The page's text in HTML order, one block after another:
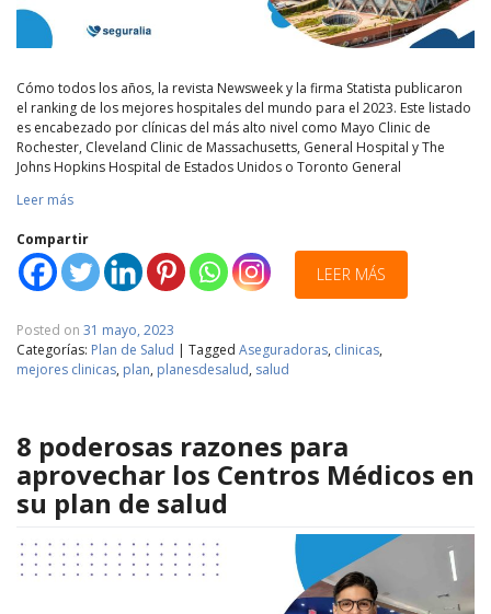
Cómo todos los años, la revista Newsweek y la firma Statista publicaron
el ranking de los mejores hospitales del mundo para el 2023. Este listado
es encabezado por clínicas del más alto nivel como Mayo Clinic de
Rochester, Cleveland Clinic de Massachusetts, General Hospital y The
Johns Hopkins Hospital de Estados Unidos o Toronto General
Leer más
Compartir
LEER MÁS
Posted on 31 mayo, 2023
Categorías: Plan de Salud | Tagged Aseguradoras, clinicas,
mejores clinicas, plan, planesdesalud, salud
8 poderosas razones para
aprovechar los Centros Médicos en
su plan de salud